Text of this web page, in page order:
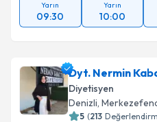
Yarın
09:30
Yarın
10:00
Dyt. Nermin
Diyetisyen
Denizli,
5 (213